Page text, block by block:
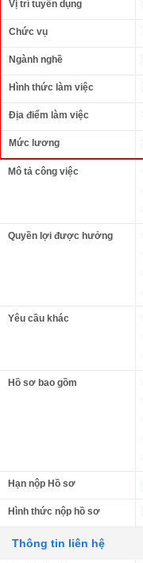
Vị trí tuyển dụng
Chức vụ
Ngành nghề
Hình thức làm việc
Địa điểm làm việc
Mức lương
Mô tả công việc
Quyền lợi được hưởng
Yêu cầu khác
Hồ sơ bao gồm
Hạn nộp Hồ sơ
Hình thức nộp hồ sơ
Thông tin liên hệ